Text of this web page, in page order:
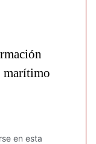
marítimo
en esta